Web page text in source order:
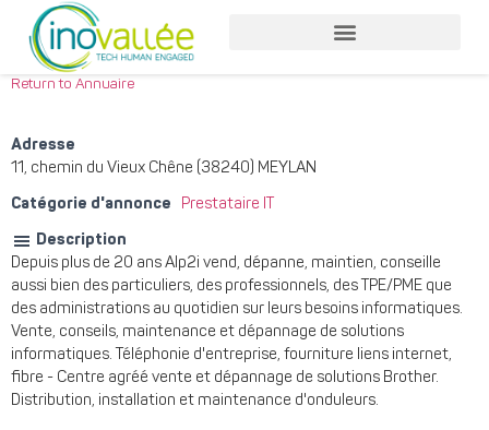
Return to Annuaire
Adresse
11, chemin du Vieux Chêne (38240) MEYLAN
Catégorie d'annonce Prestataire IT
Description
Depuis plus de 20 ans Alp2i vend, dépanne, maintien, conseille
aussi bien des particuliers, des professionnels, des TPE/PME que
des administrations au quotidien sur leurs besoins informatiques.
Vente, conseils, maintenance et dépannage de solutions
informatiques. Téléphonie d'entreprise, fourniture liens internet,
fibre - Centre agréé vente et dépannage de solutions Brother.
Distribution, installation et maintenance d'onduleurs.